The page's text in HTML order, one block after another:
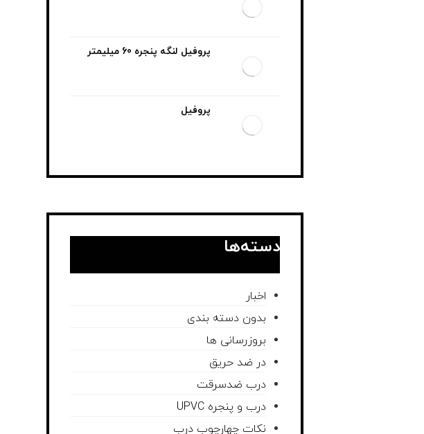
پروفیل لنگه پنجره 60 میلیمتر
پروفیل
دسته‌ها
اخبار
بدون دسته بندی
بروزرسانی ها
در ضد حریق
درب ضدسرقت
درب و پنجره UPVC
نکات چهارچوب درب